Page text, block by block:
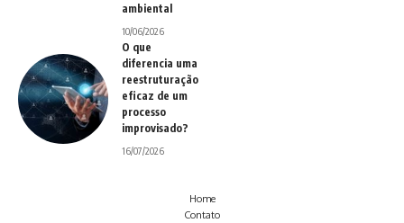
ambiental
10/06/2026
O que
diferencia uma
reestruturação
eficaz de um
processo
improvisado?
16/07/2026
Home
Contato